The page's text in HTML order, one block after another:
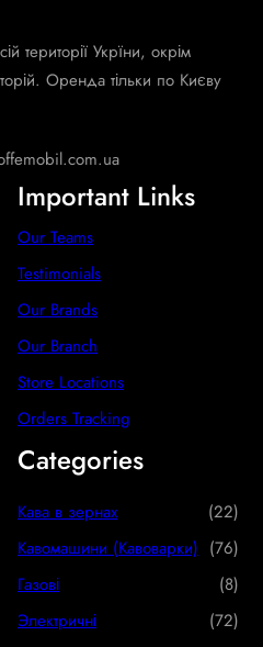
території Укрїни, окрім
Оренда тільки по Києву
Important Links
Our Teams
Testimonials
Our Brands
Our Branch
Store Locations
Orders Tracking
Categories
Кава в зернах 222
2
p
r
Кавомашини (Кавоварки) 767
6
p
Газові 88
p
Электричні 727